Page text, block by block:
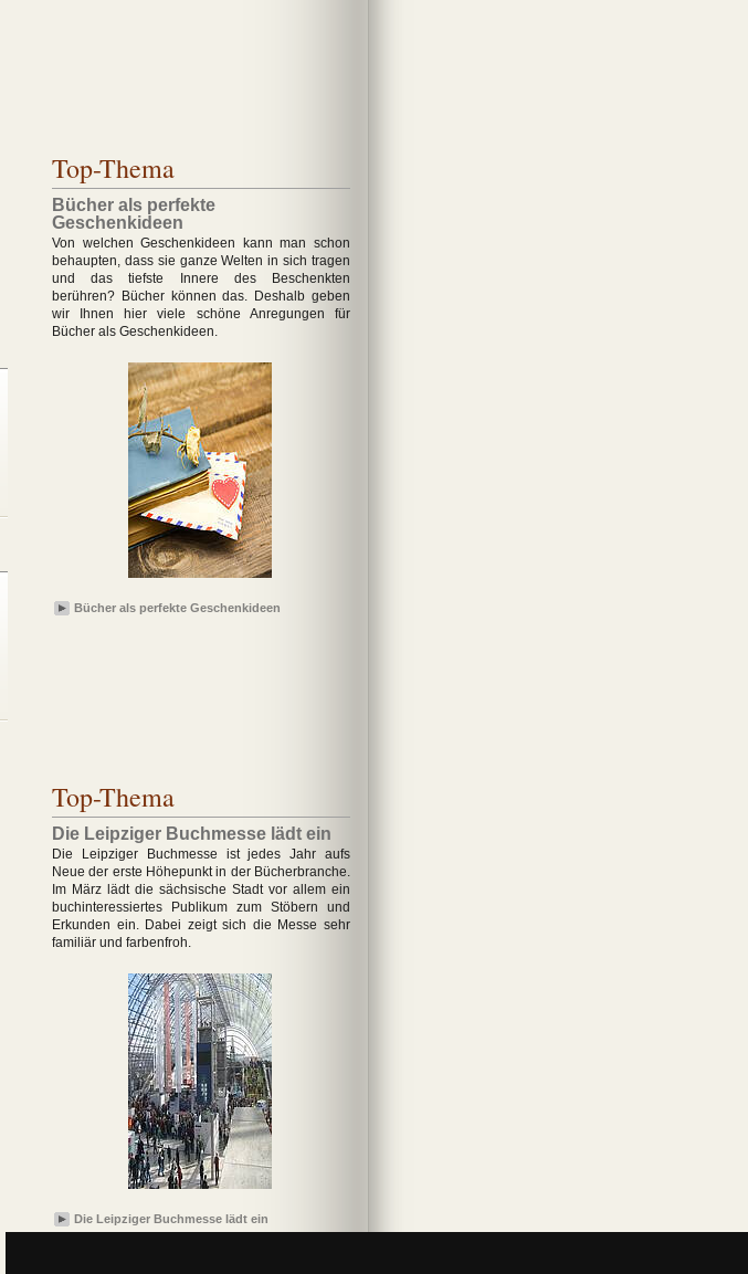
Top-Thema
Bücher als perfekte
Geschenkideen
Von welchen Geschenkideen kann man schon
behaupten, dass sie ganze Welten in sich tragen
und das tiefste Innere des Beschenkten
berühren? Bücher können das. Deshalb geben
wir Ihnen hier viele schöne Anregungen für
Bücher als Geschenkideen.
Bücher als perfekte Geschenkideen
Top-Thema
Die Leipziger Buchmesse lädt ein
Die Leipziger Buchmesse ist jedes Jahr aufs
Neue der erste Höhepunkt in der Bücherbranche.
Im März lädt die sächsische Stadt vor allem ein
buchinteressiertes Publikum zum Stöbern und
Erkunden ein. Dabei zeigt sich die Messe sehr
familiär und farbenfroh.
Die Leipziger Buchmesse lädt ein